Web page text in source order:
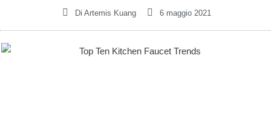
Di Artemis Kuang 6 maggio 2021